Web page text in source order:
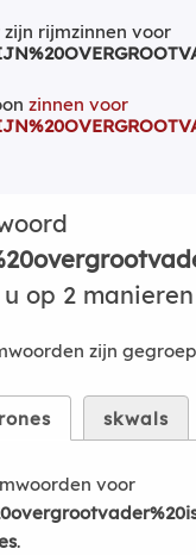
zijn rijmzinnen voor
zinnen voor
op 2
zijn
skwals
voor
.